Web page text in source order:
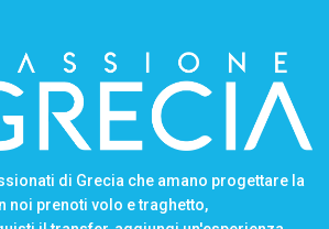
di Grecia che amano progettare la
noi prenoti volo e traghetto,